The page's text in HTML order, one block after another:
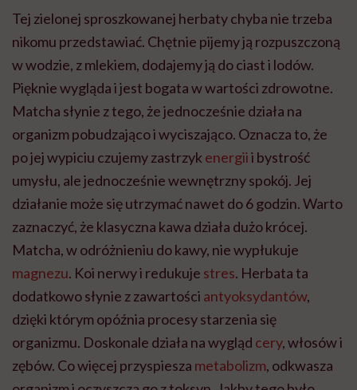
Tej zielonej sproszkowanej herbaty chyba nie trzeba
nikomu przedstawiać. Chętnie pijemy ją rozpuszczoną
w wodzie, z mlekiem, dodajemy ją do ciast i lodów.
Pięknie wygląda i jest bogata w wartości zdrowotne.
Matcha słynie z tego, że jednocześnie działa na
organizm pobudzająco i wyciszająco. Oznacza to, że
po jej wypiciu czujemy zastrzykenergiii bystrość
umysłu, ale jednocześnie wewnętrzny spokój. Jej
działanie może się utrzymać nawet do 6 godzin. Warto
zaznaczyć, że klasyczna kawa działa dużo krócej.
Matcha, w odróżnieniu do kawy, nie wypłukuje
magnezu. Koi nerwy i redukuje stres. Herbata ta
dodatkowo słynie z zawartości antyoksydantów,
dzięki którym opóźnia procesy starzenia się
organizmu. Doskonale działa na wygląd cery, włosów i
zębów. Co więcej przyspiesza metabolizm, odkwasza